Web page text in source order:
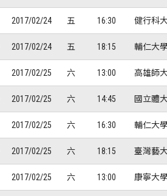
2017/02/24 五 16:30 健行科
2017/02/24 五 18:15 輔仁大
2017/02/25 六 13:00 高雄師
2017/02/25 六 14:45 國立體
2017/02/25 六 16:30 輔仁大
2017/02/25 六 18:15 臺灣藝
2017/02/25 六 13:00 康寧大